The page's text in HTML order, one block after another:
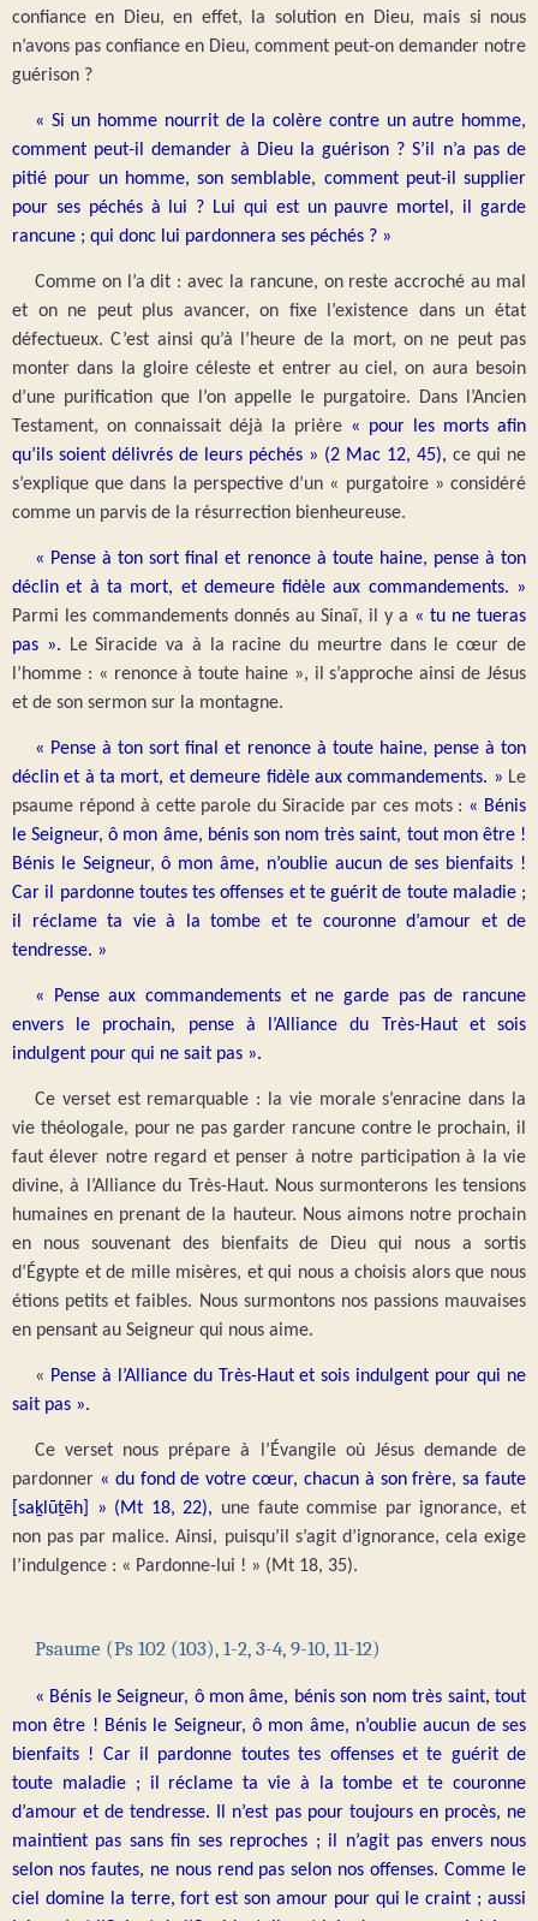
confiance en Dieu, en effet, la solution en Dieu, mais si nous
n’avons pas confiance en Dieu, comment peut-on demander notre
guérison ?
« Si un homme nourrit de la colère contre un autre homme,
comment peut-il demander à Dieu la guérison ? S’il n’a pas de
pitié pour un homme, son semblable, comment peut-il supplier
pour ses péchés à lui ? Lui qui est un pauvre mortel, il garde
rancune ; qui donc lui pardonnera ses péchés ? »
Comme on l’a dit : avec la rancune, on reste accroché au mal
et on ne peut plus avancer, on fixe l’existence dans un état
défectueux. C’est ainsi qu’à l’heure de la mort, on ne peut pas
monter dans la gloire céleste et entrer au ciel, on aura besoin
d’une purification que l’on appelle le purgatoire. Dans l’Ancien
Testament, on connaissait déjà la prière « pour les morts afin
qu’ils soient délivrés de leurs péchés » (2 Mac 12, 45), ce qui ne
s’explique que dans la perspective d’un « purgatoire » considéré
comme un parvis de la résurrection bienheureuse.
« Pense à ton sort final et renonce à toute haine, pense à ton
déclin et à ta mort, et demeure fidèle aux commandements. »
Parmi les commandements donnés au Sinaï, il y a « tu ne tueras
pas ». Le Siracide va à la racine du meurtre dans le cœur de
l’homme : « renonce à toute haine », il s’approche ainsi de Jésus
et de son sermon sur la montagne.
« Pense à ton sort final et renonce à toute haine, pense à ton
déclin et à ta mort, et demeure fidèle aux commandements. » Le
psaume répond à cette parole du Siracide par ces mots : « Bénis
le Seigneur, ô mon âme, bénis son nom très saint, tout mon être !
Bénis le Seigneur, ô mon âme, n’oublie aucun de ses bienfaits !
Car il pardonne toutes tes offenses et te guérit de toute maladie ;
il réclame ta vie à la tombe et te couronne d’amour et de
tendresse. »
« Pense aux commandements et ne garde pas de rancune
envers le prochain, pense à l’Alliance du Très-Haut et sois
indulgent pour qui ne sait pas ».
Ce verset est remarquable : la vie morale s’enracine dans la
vie théologale, pour ne pas garder rancune contre le prochain, il
faut élever notre regard et penser à notre participation à la vie
divine, à l’Alliance du Très-Haut. Nous surmonterons les tensions
humaines en prenant de la hauteur. Nous aimons notre prochain
en nous souvenant des bienfaits de Dieu qui nous a sortis
d’Égypte et de mille misères, et qui nous a choisis alors que nous
étions petits et faibles. Nous surmontons nos passions mauvaises
en pensant au Seigneur qui nous aime.
« Pense à l’Alliance du Très-Haut et sois indulgent pour qui ne
sait pas ».
Ce verset nous prépare à l’Évangile où Jésus demande de
pardonner « du fond de votre cœur, chacun à son frère, sa faute
[saḵlūṯēh] » (Mt 18, 22), une faute commise par ignorance, et
non pas par malice. Ainsi, puisqu’il s’agit d’ignorance, cela exige
l’indulgence : « Pardonne-lui ! » (Mt 18, 35).
Psaume (Ps 102 (103), 1-2, 3-4, 9-10, 11-12)
« Bénis le Seigneur, ô mon âme, bénis son nom très saint, tout
mon être ! Bénis le Seigneur, ô mon âme, n’oublie aucun de ses
bienfaits ! Car il pardonne toutes tes offenses et te guérit de
toute maladie ; il réclame ta vie à la tombe et te couronne
d’amour et de tendresse. Il n’est pas pour toujours en procès, ne
maintient pas sans fin ses reproches ; il n’agit pas envers nous
selon nos fautes, ne nous rend pas selon nos offenses. Comme le
ciel domine la terre, fort est son amour pour qui le craint ; aussi